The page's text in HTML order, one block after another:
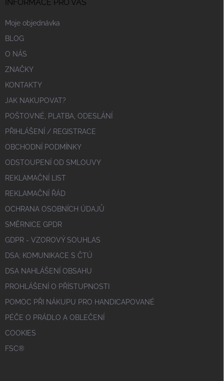
INFORMACE PRO VÁS
Moje objednávka
BLOG
O NÁS
ZNAČKY
KONTAKTY
JAK NAKUPOVAT?
POŠTOVNÉ, PLATBA, ODESLÁNÍ
PŘIHLÁŠENÍ / REGISTRACE
OBCHODNÍ PODMÍNKY
ODSTOUPENÍ OD SMLOUVY
REKLAMAČNÍ LIST
REKLAMAČNÍ ŘÁD
OCHRANA OSOBNÍCH ÚDAJŮ
SMĚRNICE GPDR
GDPR - VZOROVÝ SOUHLAS
DSA; KOMUNIKACE S ČTÚ
DSA NAHLÁŠENÍ OBSAHU
PROHLÁŠENÍ O PŘÍSTUPNOSTI
POMOC PŘI NÁKUPU PRO HANDICAPOVANÉ
PÉČE O PRÁDLO A OBLEČENÍ
COOKIES
FSC®